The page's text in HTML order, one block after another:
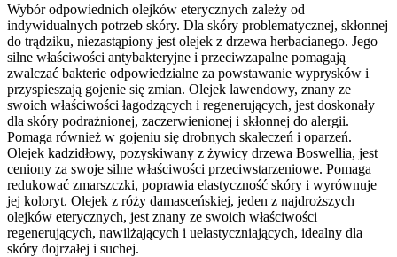
Wybór odpowiednich olejków eterycznych zależy od
indywidualnych potrzeb skóry. Dla skóry problematycznej, skłonnej
do trądziku, niezastąpiony jest olejek z drzewa herbacianego. Jego
silne właściwości antybakteryjne i przeciwzapalne pomagają
zwalczać bakterie odpowiedzialne za powstawanie wyprysków i
przyspieszają gojenie się zmian. Olejek lawendowy, znany ze
swoich właściwości łagodzących i regenerujących, jest doskonały
dla skóry podrażnionej, zaczerwienionej i skłonnej do alergii.
Pomaga również w gojeniu się drobnych skaleczeń i oparzeń.
Olejek kadzidłowy, pozyskiwany z żywicy drzewa Boswellia, jest
ceniony za swoje silne właściwości przeciwstarzeniowe. Pomaga
redukować zmarszczki, poprawia elastyczność skóry i wyrównuje
jej koloryt. Olejek z róży damasceńskiej, jeden z najdroższych
olejków eterycznych, jest znany ze swoich właściwości
regenerujących, nawilżających i uelastyczniających, idealny dla
skóry dojrzałej i suchej.